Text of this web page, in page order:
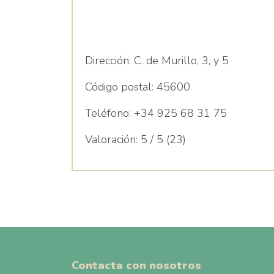
Dirección: C. de Murillo, 3, y 5
Código postal: 45600
Teléfono: +34 925 68 31 75
Valoración: 5 / 5 (23)
Contacta con nosotros